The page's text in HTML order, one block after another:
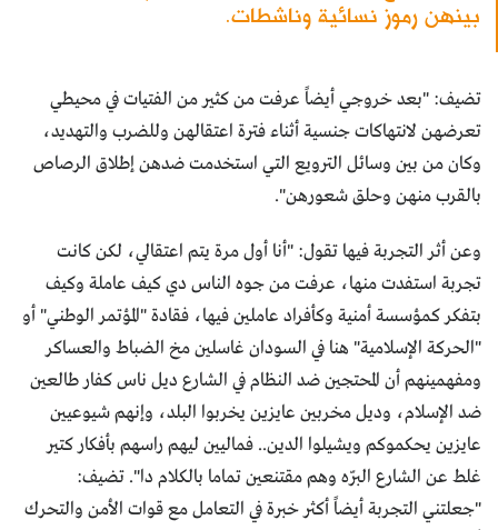
بينهن رموز نسائية وناشطات.
تضيف: "بعد خروجي أيضاً عرفت من كثير من الفتيات في محيطي
تعرضهن لانتهاكات جنسية أثناء فترة اعتقالهن وللضرب والتهديد،
وكان من بين وسائل الترويع التي استخدمت ضدهن إطلاق الرصاص
بالقرب منهن وحلق شعورهن".
وعن أثر التجربة فيها تقول: "أنا أول مرة يتم اعتقالي، لكن كانت
تجربة استفدت منها، عرفت من جوه الناس دي كيف عاملة وكيف
بتفكر كمؤسسة أمنية وكأفراد عاملين فيها، فقادة "المؤتمر الوطني" أو
"الحركة الإسلامية" هنا في السودان غاسلين مخ الضباط والعساكر
ومفهمينهم أن المحتجين ضد النظام في الشارع ديل ناس كفار طالعين
ضد الإسلام، وديل مخربين عايزين يخربوا البلد، وإنهم شيوعيين
عايزين يحكموكم ويشيلوا الدين.. فماليين ليهم راسهم بأفكار كتير
غلط عن الشارع البرّه وهم مقتنعين تماما بالكلام دا". تضيف:
"جعلتني التجربة أيضاً أكثر خبرة في التعامل مع قوات الأمن والتحرك